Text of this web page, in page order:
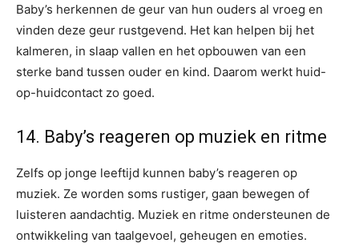
Baby’s herkennen de geur van hun ouders al vroeg en
vinden deze geur rustgevend. Het kan helpen bij het
kalmeren, in slaap vallen en het opbouwen van een
sterke band tussen ouder en kind. Daarom werkt huid-
op-huidcontact zo goed.
14. Baby’s reageren op muziek en ritme
Zelfs op jonge leeftijd kunnen baby’s reageren op
muziek. Ze worden soms rustiger, gaan bewegen of
luisteren aandachtig. Muziek en ritme ondersteunen de
ontwikkeling van taalgevoel, geheugen en emoties.